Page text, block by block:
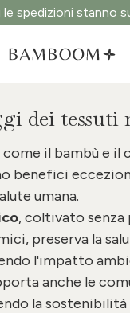
le spedizioni stanno
dei tessuti
il bambù e il
benefici
umana.
, coltivato
preserva la
l'impatto
anche le
la